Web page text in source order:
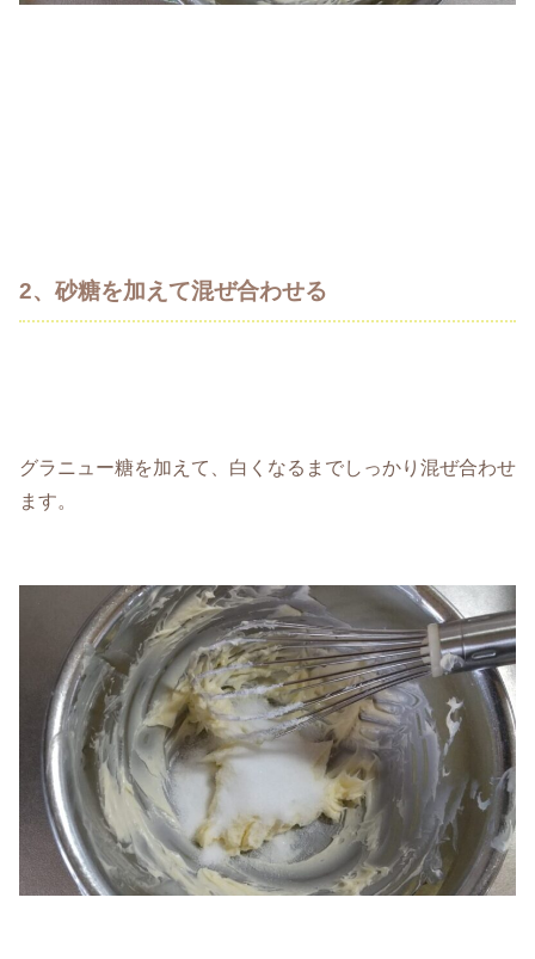
2、砂糖を加えて混ぜ合わせる
グラニュー糖を加えて、白くなるまでしっかり混ぜ合わせ
ます。